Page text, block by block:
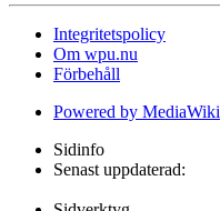
Integritetspolicy
Om wpu.nu
Förbehåll
Powered by MediaWiki
Sidinfo
Senast uppdaterad: